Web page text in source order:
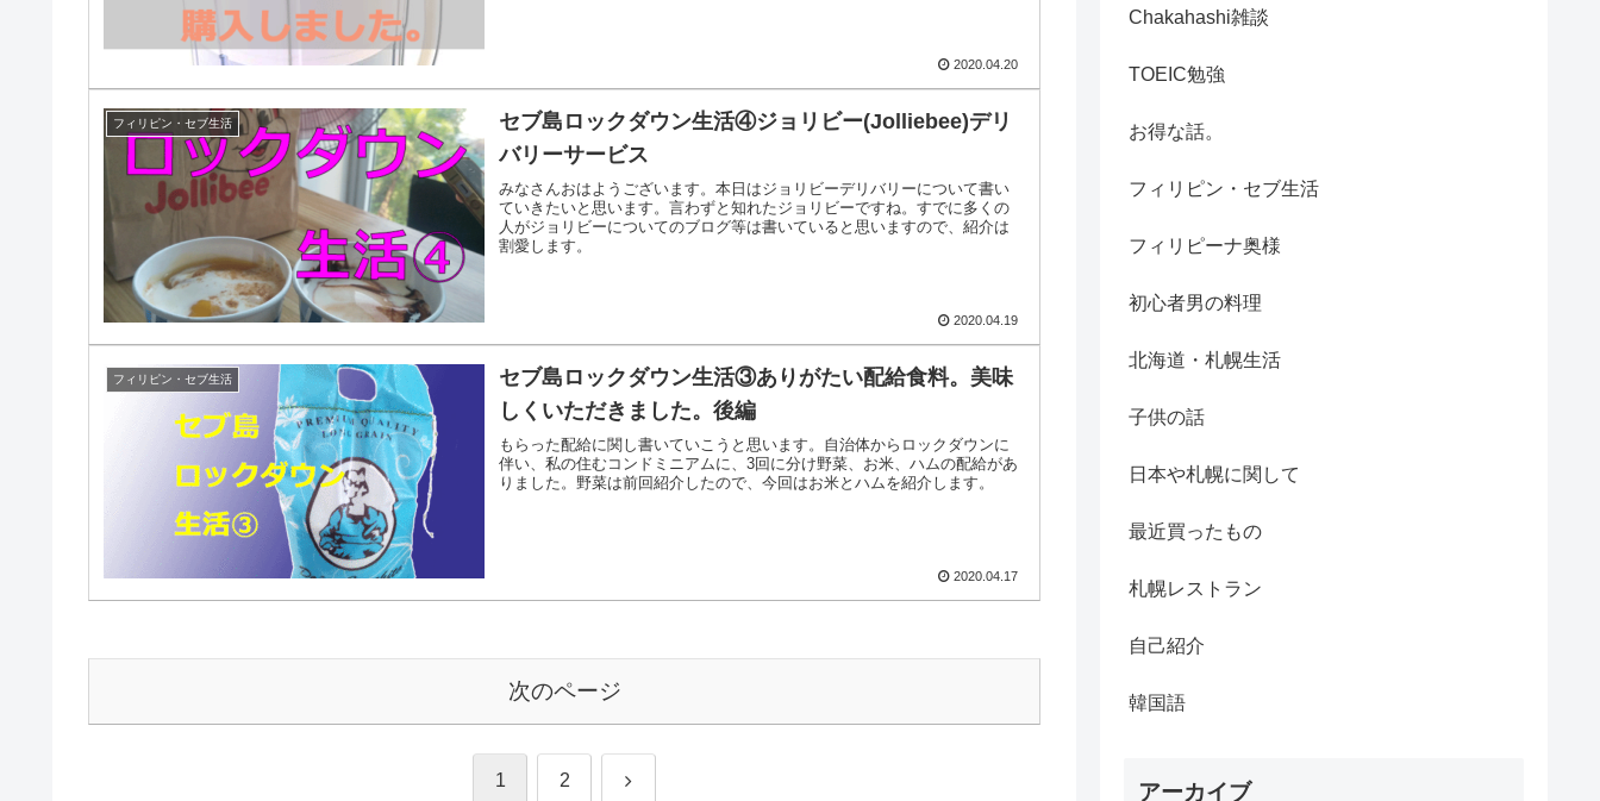
2020.04.20
フィリピン・セブ生活
セブ島ロックダウン生活④ジョリビー(Jolliebee)デリ
バリーサービス
みなさんおはようございます。本日はジョリビーデリバリーについて書い
ていきたいと思います。言わずと知れたジョリビーですね。すでに多くの
人がジョリビーについてのブログ等は書いていると思いますので、紹介は
割愛します。
2020.04.19
フィリピン・セブ生活
セブ島ロックダウン生活③ありがたい配給食料。美味
しくいただきました。後編
もらった配給に関し書いていこうと思います。自治体からロックダウンに
伴い、私の住むコンドミニアムに、3回に分け野菜、お米、ハムの配給があ
りました。野菜は前回紹介したので、今回はお米とハムを紹介します。
2020.04.17
次のページ
1 2 次
Chakahashi雑談
TOEIC勉強
お得な話。
フィリピン・セブ生活
フィリピーナ奥様
初心者男の料理
北海道・札幌生活
子供の話
日本や札幌に関して
最近買ったもの
札幌レストラン
自己紹介
韓国語
アーカイブ